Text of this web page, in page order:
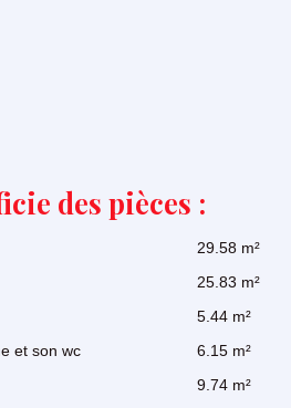
des pièces :
29.58 m²
25.83 m²
5.44 m²
et son wc
6.15 m²
9.74 m²